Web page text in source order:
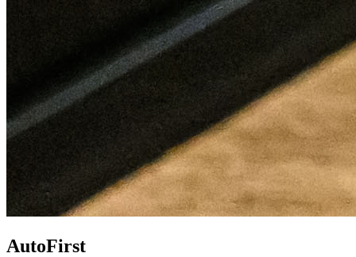
AutoFirst